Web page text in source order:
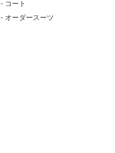
- コート
- オーダースーツ